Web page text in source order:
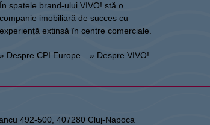
În spatele brand-ului VIVO! stă o
companie imobiliară de succes cu
experiență extinsă în centre comerciale.
» Despre CPI Europe » Despre VIVO!
492-500, 407280 Cluj-Napoca